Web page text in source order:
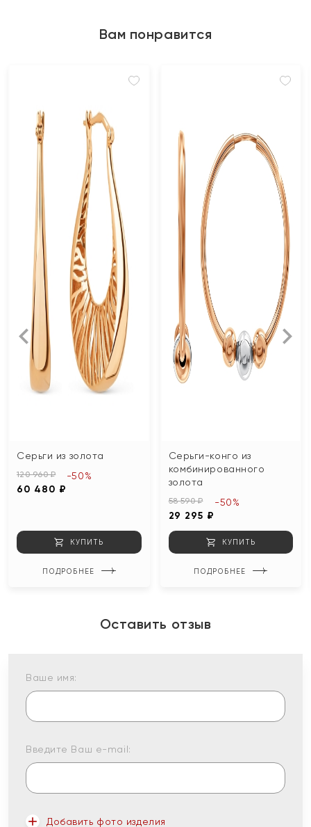
Вам понравится
Серьги из золота
120 960 ₽
60 480 ₽
-50%
КУПИТЬ
ПОДРОБНЕЕ
Серьги-конго из
комбинированного
золота
58 590 ₽
29 295 ₽
-50%
КУПИТЬ
ПОДРОБНЕЕ
Оставить отзыв
Ваше имя:
Введите Ваш e-mail:
Добавить фото изделия